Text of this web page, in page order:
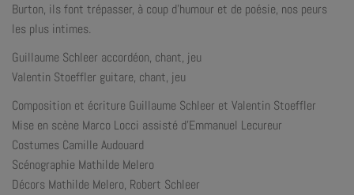
Burton, ils font trépasser, à coup d’humour et de poésie, nos peurs
les plus intimes.
Guillaume Schleer accordéon, chant, jeu
Valentin Stoeffler guitare, chant, jeu
Composition et écriture Guillaume Schleer et Valentin Stoeffler
Mise en scène Marco Locci assisté d’Emmanuel Lecureur
Costumes Camille Audouard
Scénographie Mathilde Melero
Décors Mathilde Melero, Robert Schleer